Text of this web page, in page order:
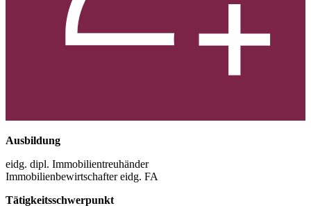
Ausbildung
eidg. dipl. Immobilientreuhänder
Immobilienbewirtschafter eidg. FA
Tätigkeitsschwerpunkt